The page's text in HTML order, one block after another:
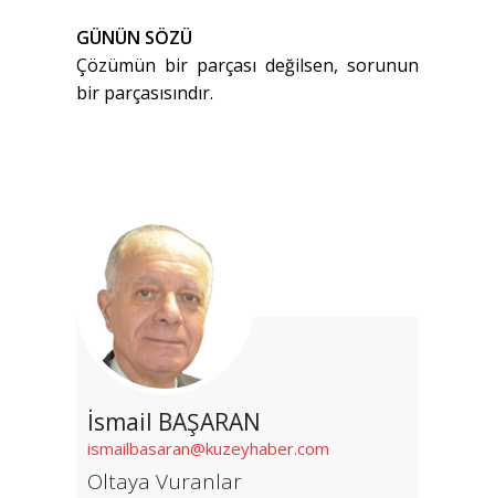
GÜNÜN SÖZÜ
Çözümün bir parçası değilsen, sorunun
bir parçasısındır.
İsmail BAŞARAN
ismailbasaran@kuzeyhaber.com
Oltaya Vuranlar